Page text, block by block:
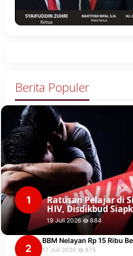
Berita Populer
1 Ratusan Pelajar di
HIV, Disdikbud
19 Juli 2026 884
2
BBM Nelayan Rp 15 Ribu
17 Juli 2026 875